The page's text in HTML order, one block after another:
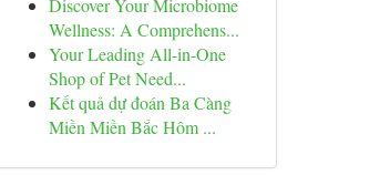
Discover Your Microbiome
Wellness: A Comprehens...
Your Leading All-in-One
Shop of Pet Need...
Kết quả dự đoán Ba Càng
Miền Miền Bắc Hôm ...